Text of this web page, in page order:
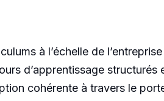
à l’échelle de
d’apprentissage structurés
cohérente à travers le